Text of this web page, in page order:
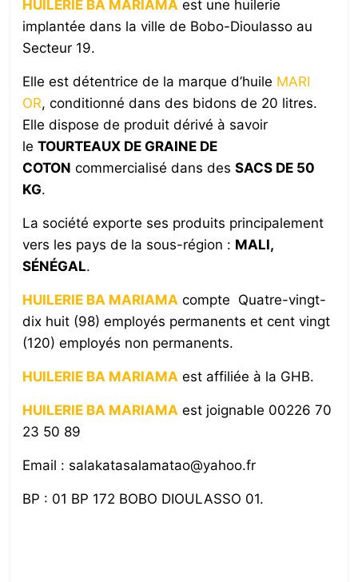
HUILERIE BA MARIAMA est une huilerie
implantée dans la ville de Bobo-Dioulasso au
Secteur 19.
Elle est détentrice de la marque d’huile MARI
OR, conditionné dans des bidons de 20 litres.
Elle dispose de produit dérivé à savoir
leTOURTEAUX DE GRAINE DE
COTON commercialisé dans desSACS DE 50
KG.
La société exporte ses produits principalement
vers les pays de la sous-région : MALI,
SÉNÉGAL.
HUILERIE BA MARIAMA compte Quatre-vingt-
dix huit (98) employés permanents et cent vingt
(120) employés non permanents.
HUILERIE BA MARIAMA est affiliée à la GHB.
HUILERIE BA MARIAMA est joignable 00226 70
23 50 89
Email : salakatasalamatao@yahoo.fr
BP : 01 BP 172 BOBO DIOULASSO 01.